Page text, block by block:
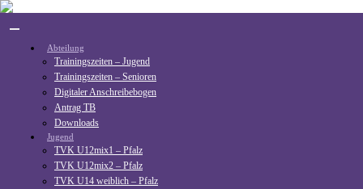
Skip
content
Abteilung
Trainingszeiten – Jugend
Trainingszeiten – Senioren
Digitaler Anschreibebogen
Antrag TB
Downloads
Jugend
TVK U12mix1 – Pfalz
TVK U12mix2 – Pfalz
TVK U14 weiblich – Pfalz